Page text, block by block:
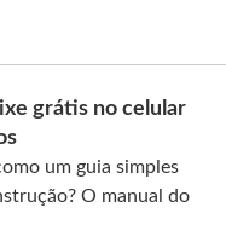
grátis no celular
um guia simples
O manual do